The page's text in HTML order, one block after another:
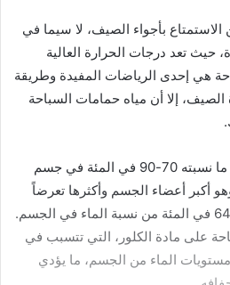
بأجواء الصيف، لا سيما في
حيث تعد درجات الحرارة العالية
هي إحدى الرياضات المفيدة وطريقة
إلا أن مياه حمامات السباحة
من المعروف أن الماء يشكل ما نسبته 70-90 في المئة في جسم
أكبر أعضاء الجسم وأكثرها تعرضاً
للمحيط الخارجي، يستوعب 64 في المئة من نسبة الماء في الجسم.
على مادة الكلور، التي تتسبب في
الماء من الجسم، ما يؤدي